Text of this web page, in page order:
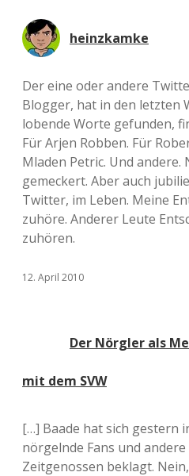
heinzkamke
Der eine oder andere
Blogger, hat in den letzten
lobende Worte gefunden,
Für Arjen Robben. Für
Mladen Petric. Und andere.
gemeckert. Aber auch
Twitter, im Leben. Meine
zuhöre. Anderer Leute
zuhören.
12. April 2010
Der Nörgler als
mit dem SVW
[…] Baade hat sich gestern
nörgelnde Fans und
Zeitgenossen beklagt.